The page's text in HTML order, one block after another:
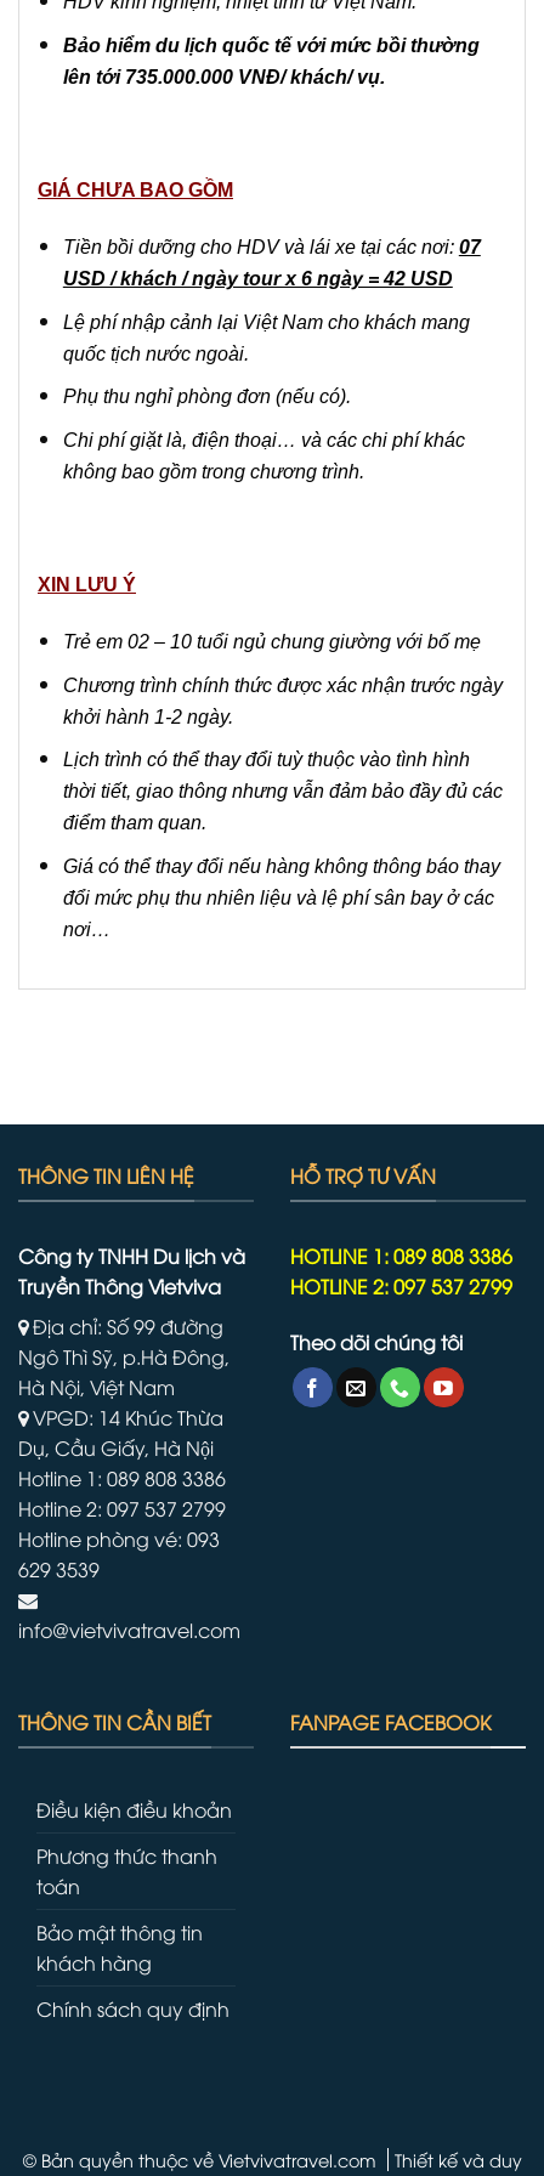
Bảo hiểm du lịch quốc tế với mức bồi thường
lên tới 735.000.000 VNĐ/ khách/ vụ.
GIÁ CHƯA BAO GỒM
Tiền bồi dưỡng cho HDV và lái xe tại các nơi: 07
USD / khách / ngày tour x 6 ngày = 42 USD
Lệ phí nhập cảnh lại Việt Nam cho khách mang
quốc tịch nước ngoài.
Phụ thu nghỉ phòng đơn (nếu có).
Chi phí giặt là, điện thoại… và các chi phí khác
không bao gồm trong chương trình.
XIN LƯU Ý
Trẻ em 02 – 10 tuổi ngủ chung giường với bố mẹ
Chương trình chính thức được xác nhận trước ngày
khởi hành 1-2 ngày.
Lịch trình có thể thay đổi tuỳ thuộc vào tình hình
thời tiết, giao thông nhưng vẫn đảm bảo đầy đủ các
điểm tham quan.
Giá có thể thay đổi nếu hàng không thông báo thay
đổi mức phụ thu nhiên liệu và lệ phí sân bay ở các
nơi…
THÔNG TIN LIÊN HỆ
Công ty TNHH Du lịch và
Truyền Thông Vietviva
Địa chỉ: Số 99 đường
Ngô Thì Sỹ, p.Hà Đông,
Hà Nội, Việt Nam
VPGD: 14 Khúc Thừa
Dụ, Cầu Giấy, Hà Nội
Hotline 1: 089 808 3386
Hotline 2: 097 537 2799
Hotline phòng vé: 093
629 3539
info@vietvivatravel.com
HỖ TRỢ TƯ VẤN
HOTLINE 1: 089 808 3386
HOTLINE 2: 097 537 2799
Theo dõi chúng tôi
THÔNG TIN CẦN BIẾT
Điều kiện điều khoản
Phương thức thanh
toán
Bảo mật thông tin
khách hàng
Chính sách quy định
FANPAGE FACEBOOK
© Bản quyền thuộc về Vietvivatravel.com Thiết kế và duy